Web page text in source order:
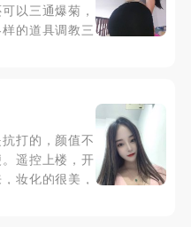
以三通爆菊，
的道具调教三
长得特别独
么玩只要不是
打的，颜值不
遥控上楼，开
妆化的很美，
。走路屁股一